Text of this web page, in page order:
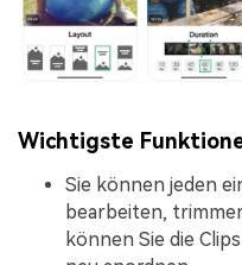
Wichtigste
Sie können jeden
bearbeiten,
können Sie die